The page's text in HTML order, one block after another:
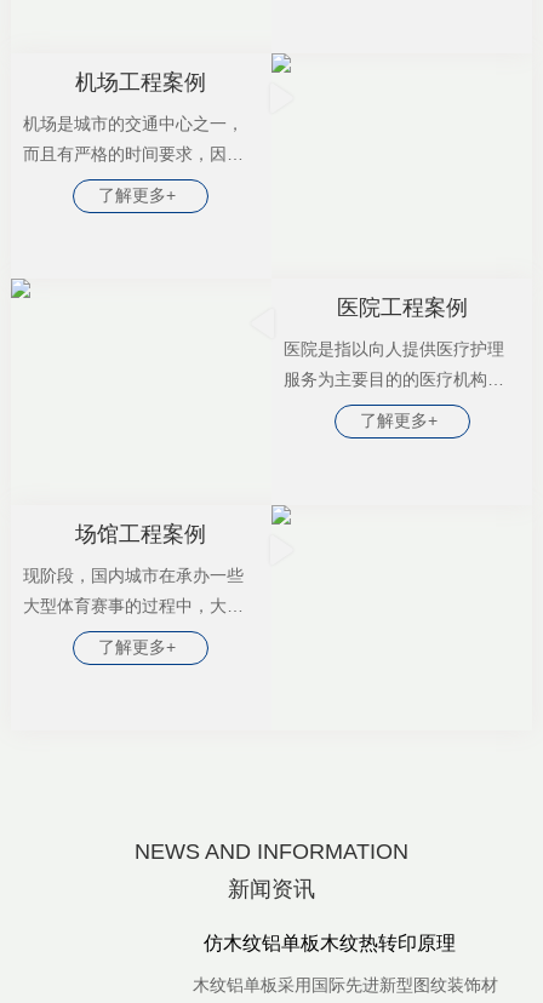
行车有关的技术设备。
机场工程案例
机场是城市的交通中心之一，
而且有严格的时间要求，因而
从城市进出空港的通道是城市
规划的一个重要部分，大型城
修建了从市区到机场的专用高
了解更多+
医院工程案例
医院是指以向人提供医疗护理
服务为主要目的的医疗机构。
其服务对象不仅包括患者和伤
员，也包括处于特定生理状态
进行体格检查或口腔清洁的
了解更多+
场馆工程案例
现阶段，国内城市在承办一些
大型体育赛事的过程中，大部
分均建有自己的“特色”体育场
馆。这些场馆一方面可以承担
了解更多+
NEWS AND INFORMATION
新闻资讯
仿木纹铝单板木纹热转印原理
木纹铝单板采用国际先进新型图纹装饰材